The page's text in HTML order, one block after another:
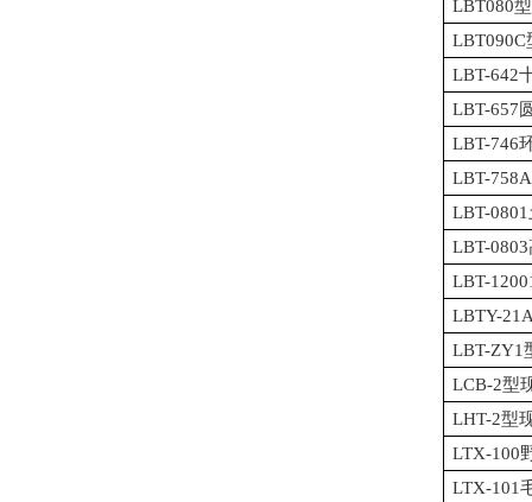
LBT080
LBT090C
LBT-642
LBT-657
LBT-746
LBT-
LBT-
LBT-
LBT-
LBTY-
LBT-ZY1
LCB-2型
LHT-2型
LTX-100
LTX-101